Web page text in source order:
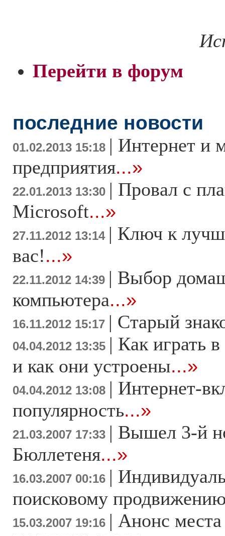
Перейти в форум
последние новости
01.02.2013 15:18 | Интернет и
предприятия...»
22.01.2013 13:30 | Провал с
Microsoft...»
27.11.2012 13:14 | Ключ к
вас!...»
22.11.2012 14:39 | Выбор
компьютера...»
16.11.2012 15:17 | Старый
04.04.2012 13:35 | Как играть
и как они устроены...»
04.04.2012 13:08 | Интернет-
популярность...»
21.03.2007 17:33 | Вышел 3-й
Бюллетеня...»
16.03.2007 00:16 |
поисковому
15.03.2007 19:16 | Анонс